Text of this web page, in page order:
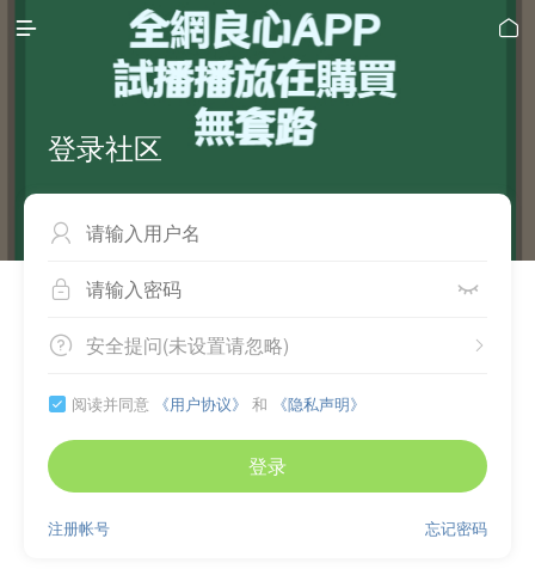
 
登录社区

 
 
安全提问(未设置请忽略)
 阅读并同意 《用户协议》 和 《隐私声明》
登录
忘记密码
注册帐号